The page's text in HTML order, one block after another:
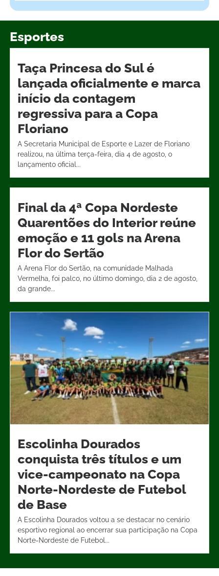
Esportes
Taça Princesa do Sul é
lançada oficialmente e marca
início da contagem
regressiva para a Copa
Floriano
A Secretaria Municipal de Esporte e Lazer de Floriano
realizou, na última terça-feira, dia 4 de agosto, o
lançamento oficial...
Final da 4ª Copa Nordeste
Quarentões do Interior reúne
emoção e 11 gols na Arena
Flor do Sertão
A Arena Flor do Sertão, na comunidade Malhada
Vermelha, foi palco, no último domingo, dia 2 de agosto,
da grande...
Escolinha Dourados
conquista três títulos e um
vice-campeonato na Copa
Norte-Nordeste de Futebol
de Base
A Escolinha Dourados voltou a se destacar no cenário
esportivo regional ao encerrar sua participação na Copa
Norte-Nordeste de Futebol...